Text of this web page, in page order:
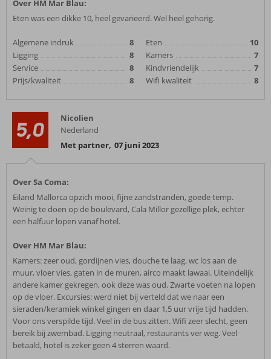
Over HM Mar Blau:
Eten was een dikke 10, heel gevarieerd. Wel heel gehorig.
Algemene indruk
8
Ligging
8
Service
8
Prijs/kwaliteit
8
Eten
10
Kamers
7
Kindvriendelijk
7
Wifi kwaliteit
8
5,0
Nicolien
Nederland
Met partner, 07 juni 2023
Over Sa Coma:
Eiland Mallorca opzich mooi, fijne zandstranden, goede temp.
Weinig te doen op de boulevard, Cala Millor gezellige plek, echter
een halfuur lopen vanaf hotel.
Over HM Mar Blau:
Kamers: zeer oud, gordijnen vies, douche te laag, wc los aan de
muur, vloer vies, gaten in de muren, airco maakt lawaai. Uiteindelijk
andere kamer gekregen, ook deze was oud. Zwarte voeten na lopen
op de vloer. Excursies: werd niet bij verteld dat we naar een
sieraden/keramiek winkel gingen en daar 1,5 uur vrije tijd hadden.
Voor ons verspilde tijd. Veel in de bus zitten. Wifi zeer slecht, geen
bereik bij zwembad. Ligging neutraal, restaurants ver weg. Veel
betaald, hotel is zeker geen 4 sterren waard.